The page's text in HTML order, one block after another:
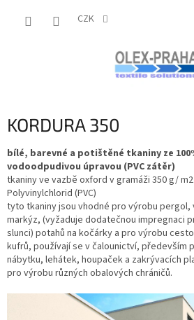
CZK
KORDURA 350
bílé, barevné a potištěné tkaniny ze
vodoodpudivou úpravou (PVC zátěr)
tkaniny ve vazbě oxford v gramáži 350 g/
Polyvinylchlorid (PVC)
tyto tkaniny jsou vhodné pro výrobu pergol,
markýz, (vyžaduje dodatečnou impregnaci
slunci) potahů na kočárky a pro výrobu
kufrů, používají se v čalounictví, především
nábytku, lehátek, houpaček a zakrývacích
pro výrobu různých obalových chráničů.